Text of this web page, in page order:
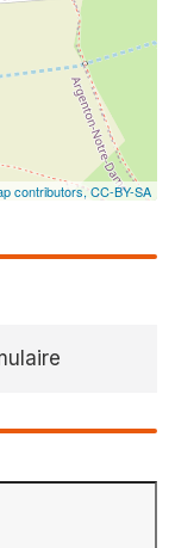
contributors,CC-BY-SA